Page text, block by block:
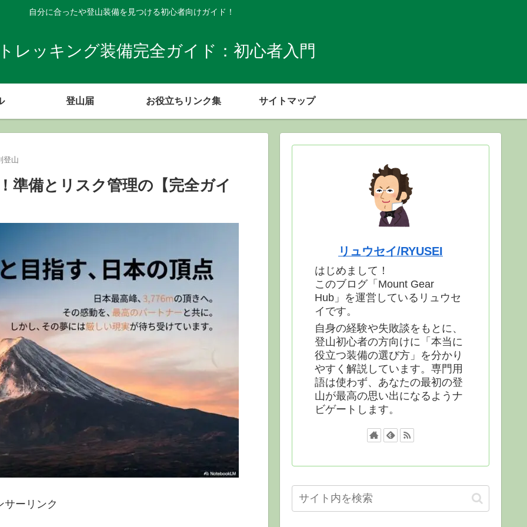
自分に合ったや登山装備を見つける初心者向けガイド！
レッキング装備完全ガイド：初心者入門
登山届 お役立ちリンク集 サイトマップ
登山
準備とリスク管理の【完全ガイ
サーリンク
リュウセイ/RYUSEI
はじめまして！
このブログ「Mount Gear
Hub」を運営しているリュウセ
イです。
自身の経験や失敗談をもとに、
登山初心者の方向けに「本当に
役立つ装備の選び方」を分かり
やすく解説しています。専門用
語は使わず、あなたの最初の登
山が最高の思い出になるようナ
ビゲートします。